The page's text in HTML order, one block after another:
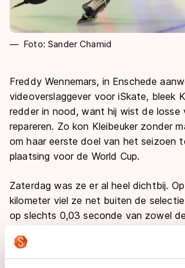
Foto: Sander Chamid
Freddy Wennemars, in Enschede
videoverslaggever voor iSkate, bleek
redder in nood, want hij wist de losse
repareren. Zo kon Kleibeuker zonder
om haar eerste doel van het seizoen
plaatsing voor de World Cup.
Zaterdag was ze er al heel dichtbij.
kilometer viel ze net buiten de
op slechts 0,03 seconde van zowel
daarna de ijsbaan af. “Ik wist het
maar drie honderdsten was. Dat was